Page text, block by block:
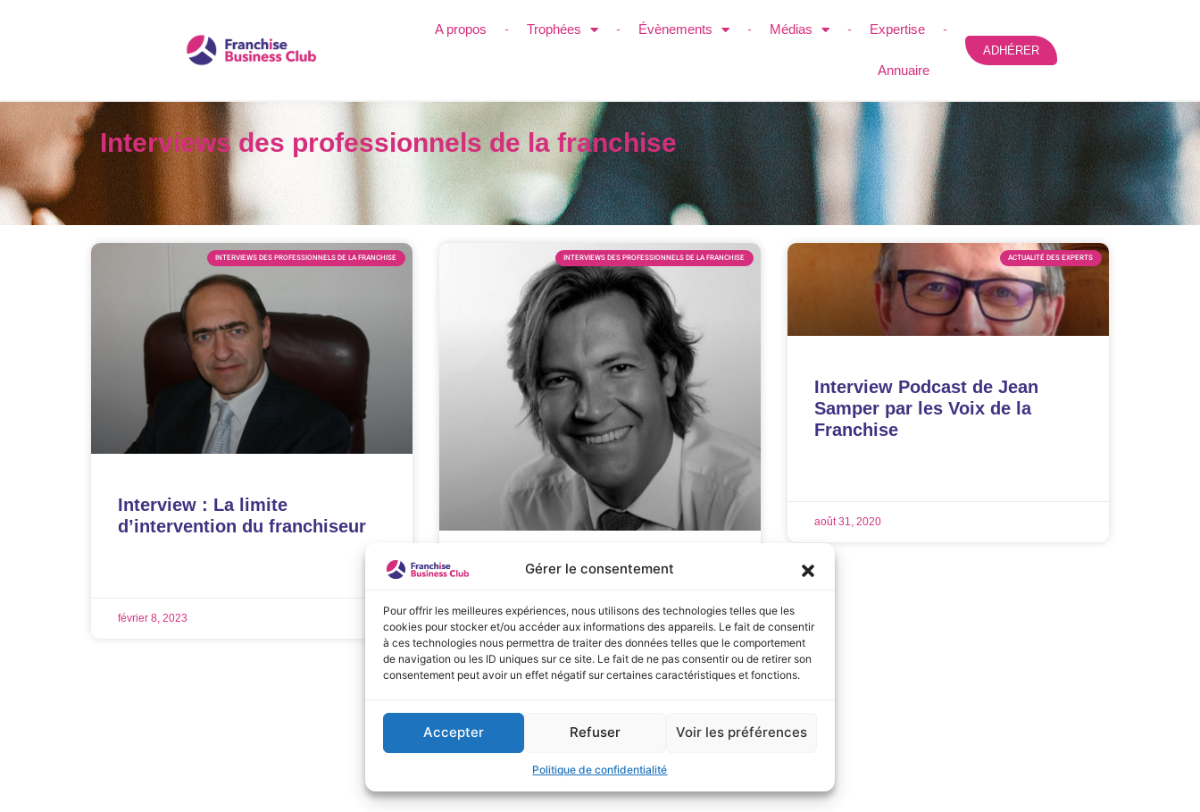
Gérer le consentement
Pour offrir les meilleures expériences, nous utilisons des technologies telles que les
cookies pour stocker et/ou accéder aux informations des appareils. Le fait de consentir
à ces technologies nous permettra de traiter des données telles que le comportement
de navigation ou les ID uniques sur ce site. Le fait de ne pas consentir ou de retirer son
consentement peut avoir un effet négatif sur certaines caractéristiques et fonctions.
Accepter Refuser Voir les préférences
Politique de confidentialité
A propos Trophées Évènements Médias Expertise
Annuaire
ADHÉRER
Interviews des professionnels de la franchise
INTERVIEWS DES PROFESSIONNELS DE LA FRANCHISE
Interview : La limite
d’intervention du franchiseur
février 8, 2023
INTERVIEWS DES PROFESSIONNELS DE LA FRANCHISE
Interview de Frédéric Fournier,
avocats pécialiste de la
franchise
LIRE LA SUITE »
mai 30, 2022
ACTUALITÉ DES EXPERTS
Interview Podcast de Jean
Samper par les Voix de la
Franchise
août 31, 2020